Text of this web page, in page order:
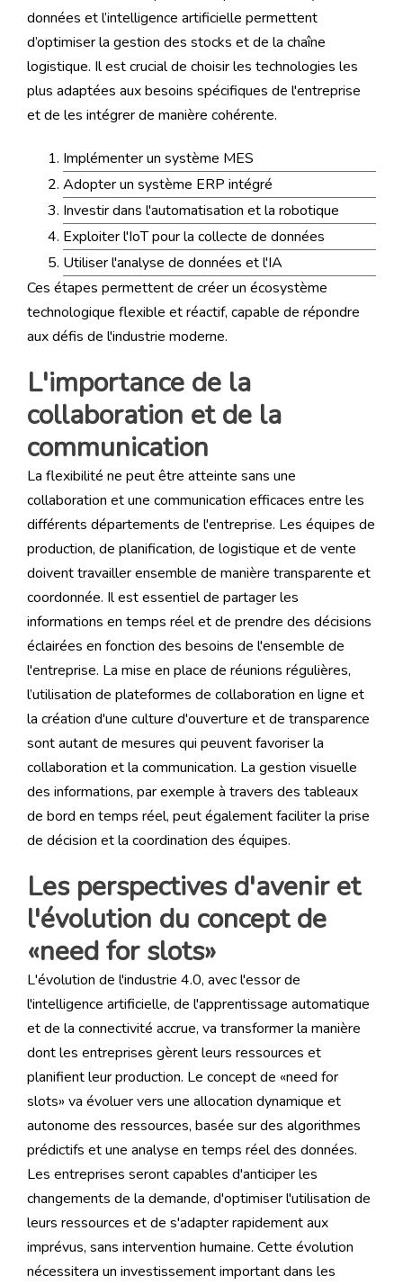
données et l’intelligence artificielle permettent
d’optimiser la gestion des stocks et de la chaîne
logistique. Il est crucial de choisir les technologies les
plus adaptées aux besoins spécifiques de l'entreprise
et de les intégrer de manière cohérente.
Implémenter un système MES
Adopter un système ERP intégré
Investir dans l'automatisation et la robotique
Exploiter l'IoT pour la collecte de données
Utiliser l'analyse de données et l'IA
Ces étapes permettent de créer un écosystème
technologique flexible et réactif, capable de répondre
aux défis de l'industrie moderne.
L'importance de la
collaboration et de la
communication
La flexibilité ne peut être atteinte sans une
collaboration et une communication efficaces entre les
différents départements de l'entreprise. Les équipes de
production, de planification, de logistique et de vente
doivent travailler ensemble de manière transparente et
coordonnée. Il est essentiel de partager les
informations en temps réel et de prendre des décisions
éclairées en fonction des besoins de l'ensemble de
l'entreprise. La mise en place de réunions régulières,
l’utilisation de plateformes de collaboration en ligne et
la création d'une culture d'ouverture et de transparence
sont autant de mesures qui peuvent favoriser la
collaboration et la communication. La gestion visuelle
des informations, par exemple à travers des tableaux
de bord en temps réel, peut également faciliter la prise
de décision et la coordination des équipes.
Les perspectives d'avenir et
l'évolution du concept de
«need for slots»
L'évolution de l'industrie 4.0, avec l'essor de
l'intelligence artificielle, de l'apprentissage automatique
et de la connectivité accrue, va transformer la manière
dont les entreprises gèrent leurs ressources et
planifient leur production. Le concept de «need for
slots» va évoluer vers une allocation dynamique et
autonome des ressources, basée sur des algorithmes
prédictifs et une analyse en temps réel des données.
Les entreprises seront capables d'anticiper les
changements de la demande, d'optimiser l'utilisation de
leurs ressources et de s'adapter rapidement aux
imprévus, sans intervention humaine. Cette évolution
nécessitera un investissement important dans les